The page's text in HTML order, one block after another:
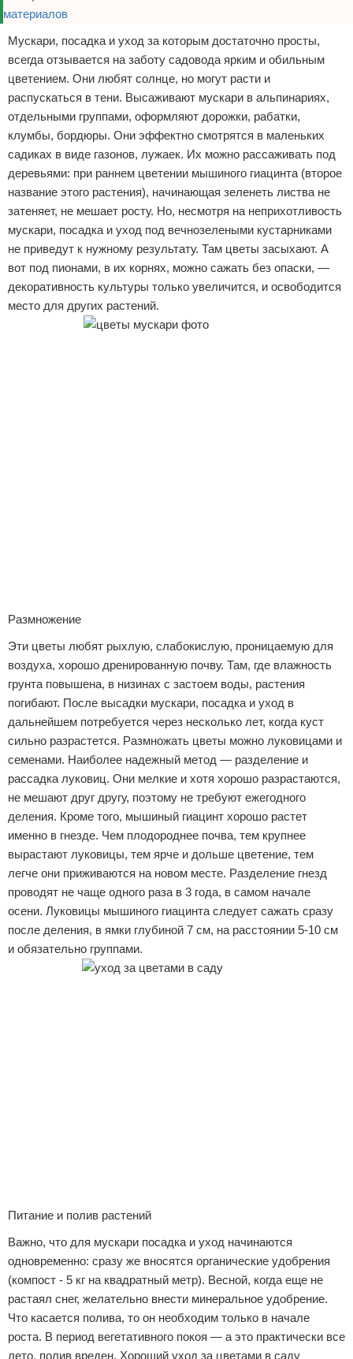
Мускари, посадка и уход за которым достаточно просты,
всегда отзывается на заботу садовода ярким и обильным
цветением. Они любят солнце, но могут расти и
распускаться в тени. Высаживают мускари в альпинариях,
отдельными группами, оформляют дорожки, рабатки,
клумбы, бордюры. Они эффектно смотрятся в маленьких
садиках в виде газонов, лужаек. Их можно рассаживать под
деревьями: при раннем цветении мышиного гиацинта (второе
название этого растения), начинающая зеленеть листва не
затеняет, не мешает росту. Но, несмотря на неприхотливость
мускари, посадка и уход под вечнозелеными кустарниками
не приведут к нужному результату. Там цветы засыхают. А
вот под пионами, в их корнях, можно сажать без опаски, —
декоративность культуры только увеличится, и освободится
место для других растений.
Размножение
Эти цветы любят рыхлую, слабокислую, проницаемую для
воздуха, хорошо дренированную почву. Там, где влажность
грунта повышена, в низинах с застоем воды, растения
погибают. После высадки мускари, посадка и уход в
дальнейшем потребуется через несколько лет, когда куст
сильно разрастется. Размножать цветы можно луковицами и
семенами. Наиболее надежный метод — разделение и
рассадка луковиц. Они мелкие и хотя хорошо разрастаются,
не мешают друг другу, поэтому не требуют ежегодного
деления. Кроме того, мышиный гиацинт хорошо растет
именно в гнезде. Чем плодороднее почва, тем крупнее
вырастают луковицы, тем ярче и дольше цветение, тем
легче они приживаются на новом месте. Разделение гнезд
проводят не чаще одного раза в 3 года, в самом начале
осени. Луковицы мышиного гиацинта следует сажать сразу
после деления, в ямки глубиной 7 см, на расстоянии 5-10 см
и обязательно группами.
Питание и полив растений
Важно, что для мускари посадка и уход начинаются
одновременно: сразу же вносятся органические удобрения
(компост - 5 кг на квадратный метр). Весной, когда еще не
растаял снег, желательно внести минеральное удобрение.
Что касается полива, то он необходим только в начале
роста. В период вегетативного покоя — а это практически все
лето, полив вреден. Хороший уход за цветами в саду